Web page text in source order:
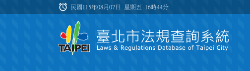
:::
alarm 民國115年08月07日 星期五 16時44分